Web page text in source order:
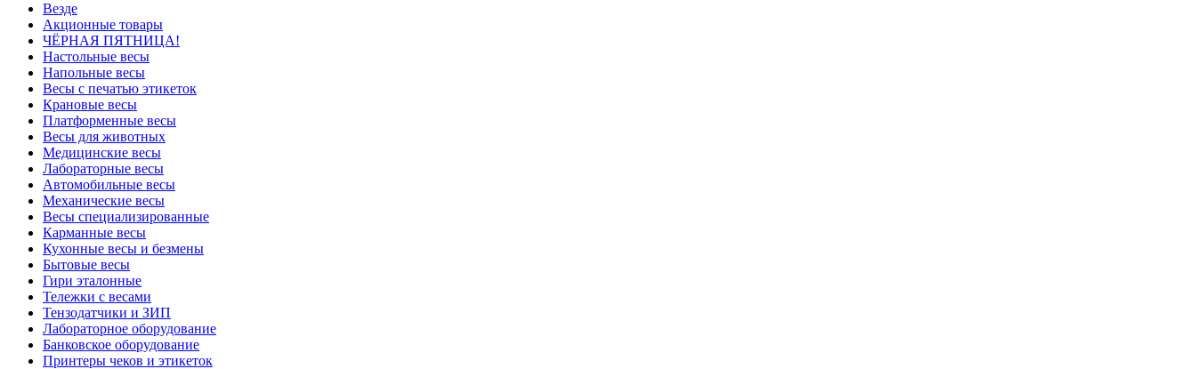
Везде
Акционные товары
ЧЁРНАЯ ПЯТНИЦА!
Настольные весы
Напольные весы
Весы с печатью этикеток
Крановые весы
Платформенные весы
Весы для животных
Медицинские весы
Лабораторные весы
Автомобильные весы
Механические весы
Весы специализированные
Карманные весы
Кухонные весы и безмены
Бытовые весы
Гири эталонные
Тележки с весами
Тензодатчики и ЗИП
Лабораторное оборудование
Банковское оборудование
Принтеры чеков и этикеток